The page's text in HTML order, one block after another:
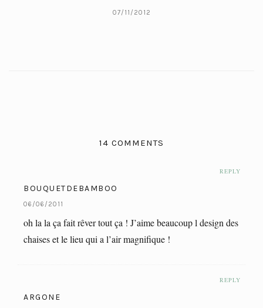
07/11/2012
14 COMMENTS
REPLY
BOUQUETDEBAMBOO
06/06/2011
oh la la ça fait rêver tout ça ! J’aime beaucoup l design des
chaises et le lieu qui a l’air magnifique !
REPLY
ARGONE